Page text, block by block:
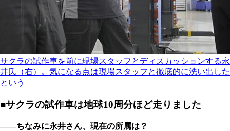
サクラの試作車を前に現場スタッフとディスカッションする永
井氏（右）。気になる点は現場スタッフと徹底的に洗い出した
という
■サクラの試作車は地球10周分ほど走りました
――ちなみに永井さん、現在の所属は？